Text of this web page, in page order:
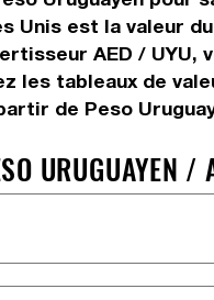
est la valeur
AED /
les tableaux de
de Peso
URUGUAYEN /